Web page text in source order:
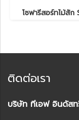
โซฟารีสอร์ทไม้สัก
ติดต่อเรา
บริษัท ทีเอฟ อินดัส